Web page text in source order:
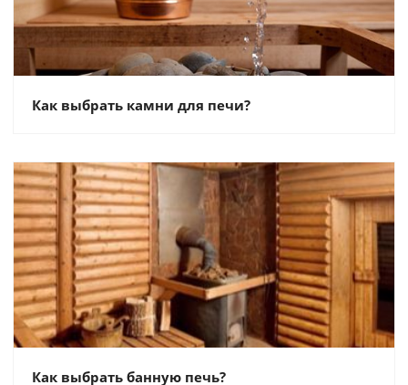
Как выбрать камни для печи?
Как выбрать банную печь?